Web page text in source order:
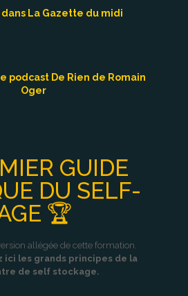
La Gazette du midi
podcast De Rien de Romain
Oger
GUIDE
DU SELF-
🏆
allégée de cette formation.
ici les grands principes de la
de self stockage.